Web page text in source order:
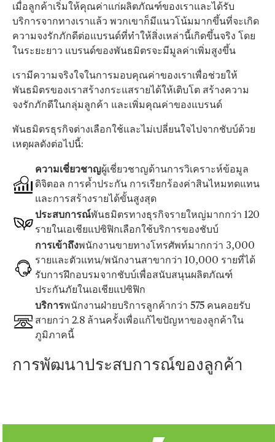
เมื่อลูกค้าเริ่มให้คุณค่าแก่ผลิตภัณฑ์ของเราและได้รับ
บริการจากทางเราแล้ว พวกเขาก็มีแนวโน้มมากขึ้นที่จะเกิด
ความจงรักภักดีต่อแบรนด์ที่ทำให้สิ่งเหล่านี้เกิดขึ้นจริง โดย
ในระยะยาว แบรนด์ของพันธมิตรจะมีมูลค่าเพิ่มสูงขึ้น
เรามีความจริงใจในการมอบคุณค่าของเราเพื่อช่วยให้
พันธมิตรของเราสร้างกระแสรายได้ให้เติบโต สร้างความ
จงรักภักดีในกลุ่มลูกค้า และเพิ่มคุณค่าของแบรนด์
พันธมิตรธุรกิจต่างเลือกใช้และไม่เปลี่ยนใจไปจากชับบ์ด้วย
เหตุผลดังต่อไปนี้:
ความเชี่ยวชาญผู้เชี่ยวชาญด้านการวิเคราะห์ข้อมูล
ดิจิตอล การค้ำประกัน การเรียกร้องค่าสินไหมทดแทน
และการสร้างรายได้ขั้นสูงสุด
ประสบการณ์พันธมิตรทางธุรกิจรายใหญ่มากกว่า 120
รายในเอเชียแปซิฟิกเลือกใช้บริการของชับบ์
การเข้าถึงพนักงานขายทางโทรศัพท์มากกว่า 3,000
รายและตัวแทน/พนักงานสาขากว่า 10,000 รายที่ได้
รับการฝึกอบรมจากชับบ์เพื่อสนับสนุนผลิตภัณฑ์
ประกันภัยในเอเชียแปซิฟิก
บริการพนักงานฝ่ายบริการลูกค้ากว่า 575 คนคอยรับ
สายกว่า 2.8 ล้านครั้งเพื่อแก้ไขปัญหาของลูกค้าใน
ภูมิภาคนี้
การพัฒนาประสบการณ์ของลูกค้า